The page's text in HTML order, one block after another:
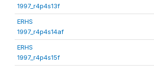
1997_r4p4s13f
ERHS
1997_r4p4s14af
ERHS
1997_r4p4s15f